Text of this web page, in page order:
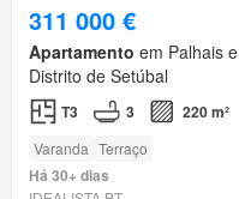
311 000 €
Apartamento em Palhais
Distrito de Setúbal
T3 3 220 m²
Varanda Terraço
Há 30+ dias